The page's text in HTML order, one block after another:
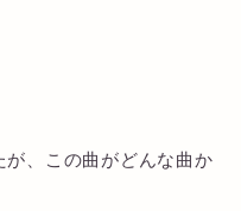
、この曲がどんな曲か